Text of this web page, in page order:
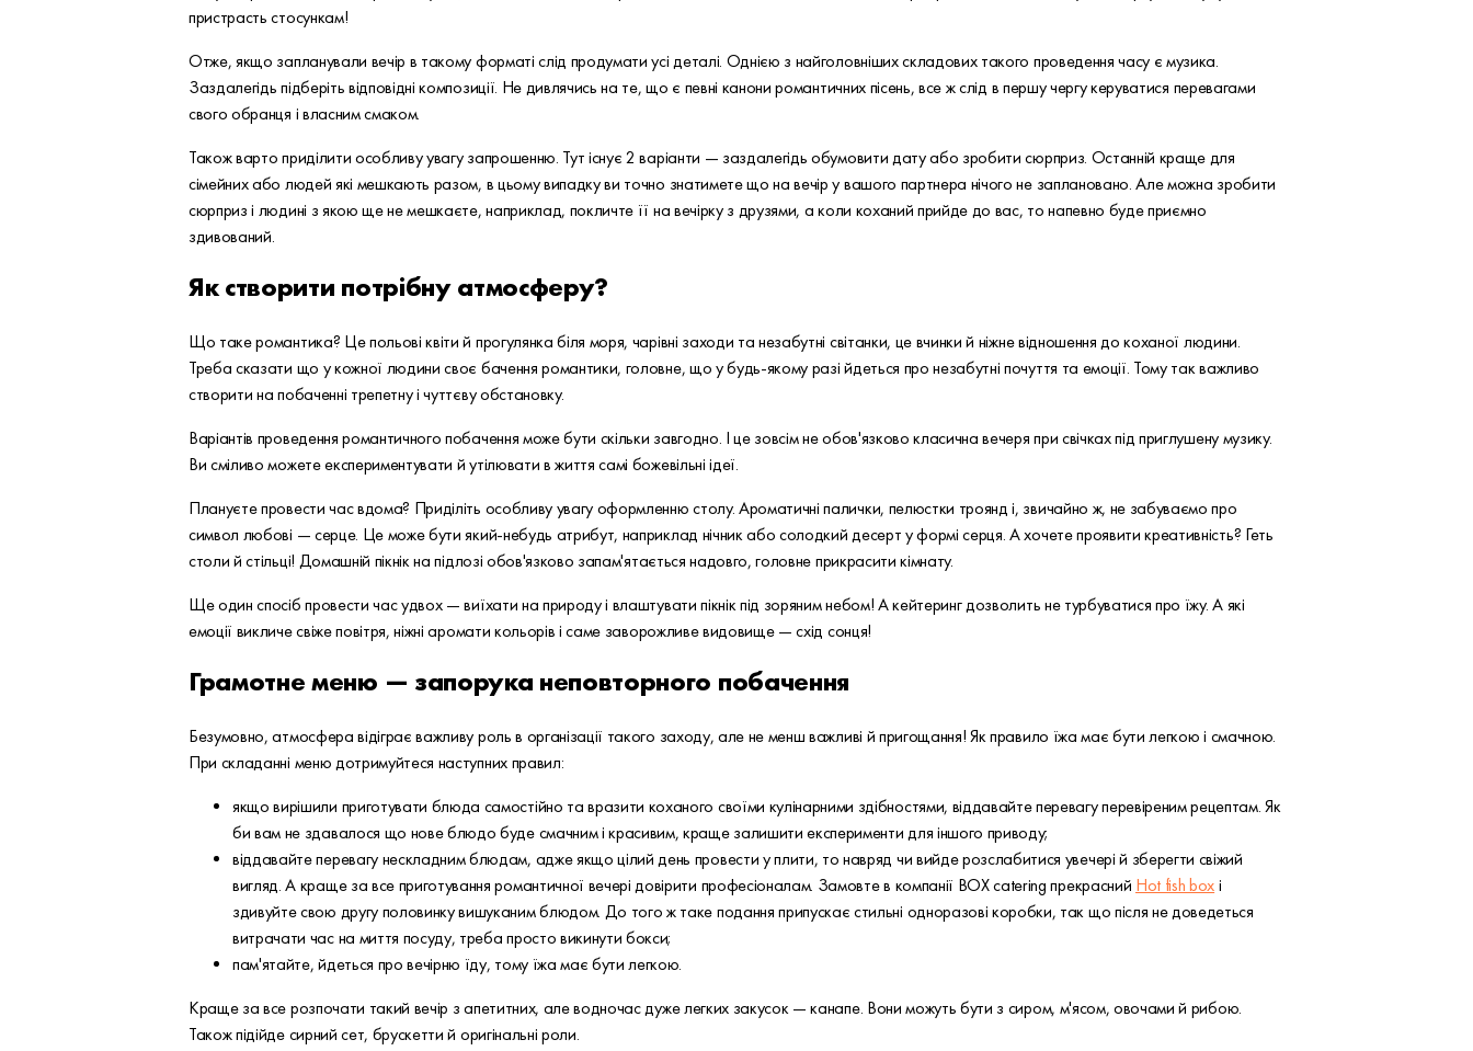
пристрасть стосункам!
Отже, якщо запланували вечір в такому форматі слід продумати усі деталі. Однією з найголовніших складових такого проведення часу є музика.
Заздалегідь підберіть відповідні композиції. Не дивлячись на те, що є певні канони романтичних пісень, все ж слід в першу чергу керуватися перевагами
свого обранця і власним смаком.
Також варто приділити особливу увагу запрошенню. Тут існує 2 варіанти — заздалегідь обумовити дату або зробити сюрприз. Останній краще для
сімейних або людей які мешкають разом, в цьому випадку ви точно знатимете що на вечір у вашого партнера нічого не заплановано. Але можна зробити
сюрприз і людині з якою ще не мешкаєте, наприклад, покличте її на вечірку з друзями, а коли коханий прийде до вас, то напевно буде приємно
здивований.
Як створити потрібну атмосферу?
Що таке романтика? Це польові квіти й прогулянка біля моря, чарівні заходи та незабутні світанки, це вчинки й ніжне відношення до коханої людини.
Треба сказати що у кожної людини своє бачення романтики, головне, що у будь-якому разі йдеться про незабутні почуття та емоції. Тому так важливо
створити на побаченні трепетну і чуттєву обстановку.
Варіантів проведення романтичного побачення може бути скільки завгодно. І це зовсім не обов'язково класична вечеря при свічках під приглушену музику.
Ви сміливо можете експериментувати й утілювати в життя самі божевільні ідеї.
Плануєте провести час вдома? Приділіть особливу увагу оформленню столу. Ароматичні палички, пелюстки троянд і, звичайно ж, не забуваємо про
символ любові — серце. Це може бути який-небудь атрибут, наприклад нічник або солодкий десерт у формі серця. А хочете проявити креативність? Геть
столи й стільці! Домашній пікнік на підлозі обов'язково запам'ятається надовго, головне прикрасити кімнату.
Ще один спосіб провести час удвох — виїхати на природу і влаштувати пікнік під зоряним небом! А кейтеринг дозволить не турбуватися про їжу. А які
емоції викличе свіже повітря, ніжні аромати кольорів і саме заворожливе видовище — схід сонця!
Грамотне меню — запорука неповторного побачення
Безумовно, атмосфера відіграє важливу роль в організації такого заходу, але не менш важливі й пригощання! Як правило їжа має бути легкою і смачною.
При складанні меню дотримуйтеся наступних правил:
якщо вирішили приготувати блюда самостійно та вразити коханого своїми кулінарними здібностями, віддавайте перевагу перевіреним рецептам. Як
би вам не здавалося що нове блюдо буде смачним і красивим, краще залишити експерименти для іншого приводу;
віддавайте перевагу нескладним блюдам, адже якщо цілий день провести у плити, то навряд чи вийде розслабитися увечері й зберегти свіжий
вигляд. А краще за все приготування романтичної вечері довірити професіоналам. Замовте в компанії BOX catering прекрасний Hot fish box і
здивуйте свою другу половинку вишуканим блюдом. До того ж таке подання припускає стильні одноразові коробки, так що після не доведеться
витрачати час на миття посуду, треба просто викинути бокси;
пам'ятайте, йдеться про вечірню їду, тому їжа має бути легкою.
Краще за все розпочати такий вечір з апетитних, але водночас дуже легких закусок — канапе. Вони можуть бути з сиром, м'ясом, овочами й рибою.
Також підійде сирний сет, брускетти й оригінальні роли.